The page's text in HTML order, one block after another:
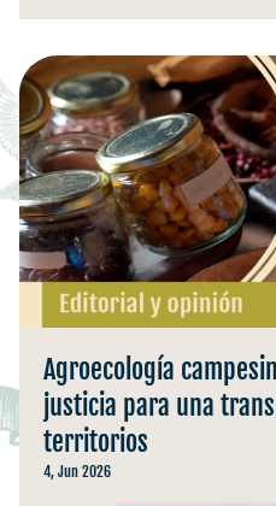
Agroecología
justicia para una
territorios
4, Jun 2026